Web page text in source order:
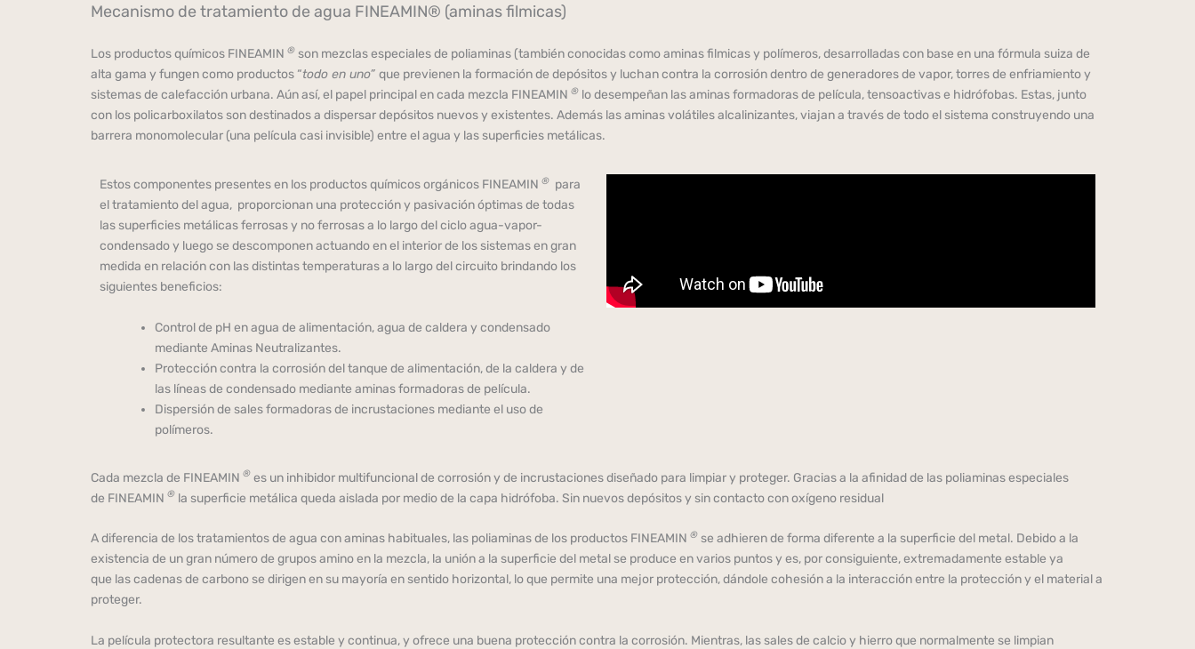
Mecanismo de tratamiento de agua FINEAMIN® (aminas filmicas)
Los productos químicos FINEAMIN ® son mezclas especiales de poliaminas (también conocidas como aminas filmicas y polímeros, desarrolladas con base en una fórmula suiza de
alta gama y fungen como productos “todo en uno” que previenen la formación de depósitos y luchan contra la corrosión dentro de generadores de vapor, torres de enfriamiento y
sistemas de calefacción urbana. Aún así, el papel principal en cada mezcla FINEAMIN ® lo desempeñan las aminas formadoras de película, tensoactivas e hidrófobas. Estas, junto
con los policarboxilatos son destinados a dispersar depósitos nuevos y existentes. Además las aminas volátiles alcalinizantes, viajan a través de todo el sistema construyendo una
barrera monomolecular (una película casi invisible) entre el agua y las superficies metálicas.
Estos componentes presentes en los productos químicos orgánicos FINEAMIN ® para
el tratamiento del agua, proporcionan una protección y pasivación óptimas de todas
las superficies metálicas ferrosas y no ferrosas a lo largo del ciclo agua-vapor-
condensado y luego se descomponen actuando en el interior de los sistemas en gran
medida en relación con las distintas temperaturas a lo largo del circuito brindando los
siguientes beneficios:
Control de pH en agua de alimentación, agua de caldera y condensado
mediante Aminas Neutralizantes.
Protección contra la corrosión del tanque de alimentación, de la caldera y de
las líneas de condensado mediante aminas formadoras de película.
Dispersión de sales formadoras de incrustaciones mediante el uso de
polímeros.
Cada mezcla de FINEAMIN ® es un inhibidor multifuncional de corrosión y de incrustaciones diseñado para limpiar y proteger. Gracias a la afinidad de las poliaminas especiales
de FINEAMIN ® la superficie metálica queda aislada por medio de la capa hidrófoba. Sin nuevos depósitos y sin contacto con oxígeno residual
A diferencia de los tratamientos de agua con aminas habituales, las poliaminas de los productos FINEAMIN ® se adhieren de forma diferente a la superficie del metal. Debido a la
existencia de un gran número de grupos amino en la mezcla, la unión a la superficie del metal se produce en varios puntos y es, por consiguiente, extremadamente estable ya
que las cadenas de carbono se dirigen en su mayoría en sentido horizontal, lo que permite una mejor protección, dándole cohesión a la interacción entre la protección y el material a
proteger.
La película protectora resultante es estable y continua, y ofrece una buena protección contra la corrosión. Mientras, las sales de calcio y hierro que normalmente se limpian